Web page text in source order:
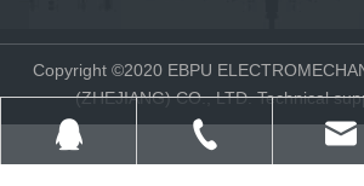
Copyright ©2020 EBPU
(ZHEJIANG) CO., LTD. Technical